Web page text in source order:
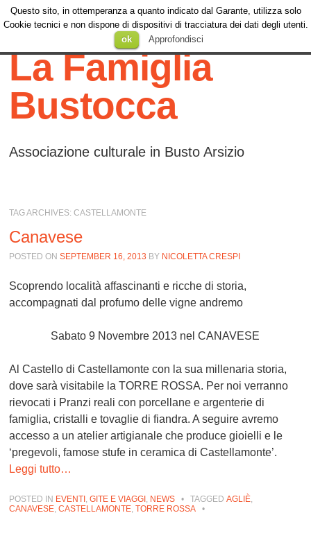
Menu
SKIP TO
Menu
La Famiglia
Bustocca
Associazione culturale in Busto Arsizio
TAG ARCHIVES:CASTELLAMONTE
Canavese
POSTED ONSEPTEMBER 16, 2013 BY NICOLETTA CRESPI
Scoprendo località affascinanti e ricche di storia,
accompagnati dal profumo delle vigne andremo
Sabato 9 Novembre 2013 nel CANAVESE
Al Castello di Castellamonte con la sua millenaria storia,
dove sarà visitabile la TORRE ROSSA. Per noi verranno
rievocati i Pranzi reali con porcellane e argenterie di
famiglia, cristalli e tovaglie di fiandra. A seguire avremo
accesso a un atelier artigianale che produce gioielli e le
‘pregevoli, famose stufe in ceramica di Castellamonte’.
Leggi tutto…
POSTED IN EVENTI ,GITE E VIAGGI NEWS • TAGGEDAGLIÈ
CANAVESE ,CASTELLAMONTE ,TORRE ROSSA •
Questo sito, in ottemperanza a quanto indicato dal Garante, utilizza solo
Cookie tecnici e non dispone di dispositivi di tracciatura dei dati degli utenti.
ok
Approfondisci